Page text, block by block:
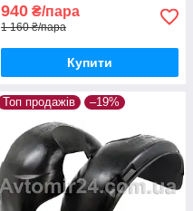
940 ₴/пара
1 160 ₴/пара
Купити
Топ продажів –19%